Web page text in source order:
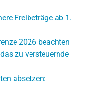
Freibeträge ab 1.
2026 beachten
zu versteuernde
absetzen: